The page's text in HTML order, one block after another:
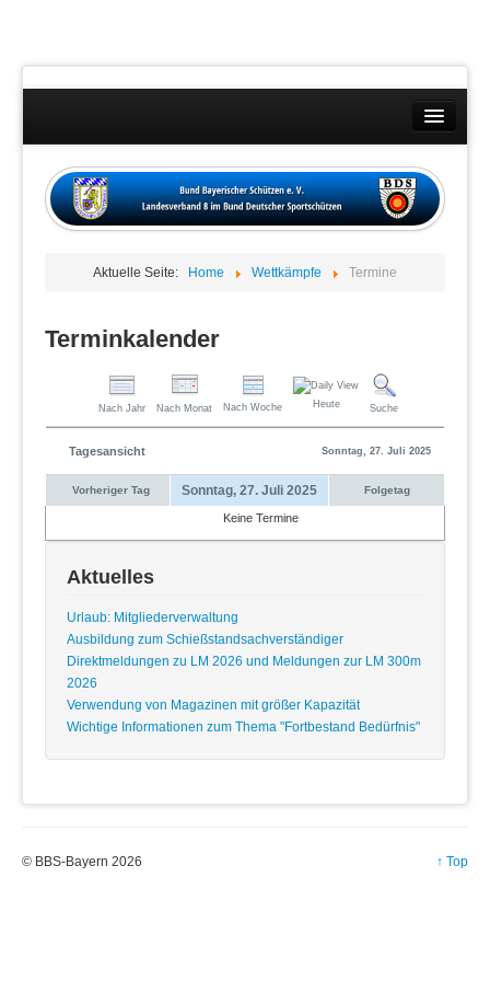
Wettkämpfe
Datenschutzübersicht
Aktuelle Seite: Home Wettkämpfe Termine
Terminkalender
Nach Jahr Nach Monat Nach Woche Heute Suche
Tagesansicht Sonntag, 27. Juli 2025
Vorheriger Tag Sonntag, 27. Juli 2025 Folgetag
Keine Termine
Aktuelles
Urlaub: Mitgliederverwaltung
Ausbildung zum Schießstandsachverständiger
Direktmeldungen zu LM 2026 und Meldungen zur LM 300m
2026
Verwendung von Magazinen mit größer Kapazität
Wichtige Informationen zum Thema "Fortbestand Bedürfnis"
↑ Top
© BBS-Bayern 2026